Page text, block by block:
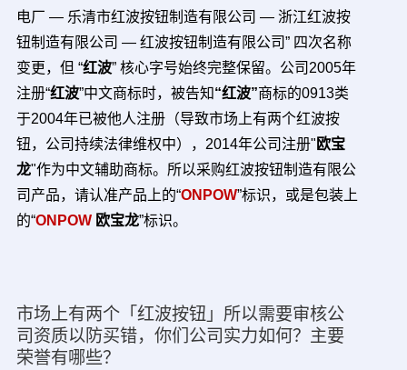
电厂 — 乐清市红波按钮制造有限公司 — 浙江红波按
钮制造有限公司 — 红波按钮制造有限公司” 四次名称
变更，但 “红波” 核心字号始终完整保留。公司2005年
注册“红波”中文商标时，被告知“红波”商标的0913类
于2004年已被他人注册（导致市场上有两个红波按
钮，公司持续法律维权中）， 2014年公司注册" 欧宝
龙"作为中文辅助商标。所以采购红波按钮制造有限公
司产品，请认准产品上的“ONPOW”标识，或是包装上
的“ONPOW欧宝龙”标识。
市场上有两个「红波按钮」所以需要审核公
司资质以防买错，你们公司实力如何？主要
荣誉有哪些？